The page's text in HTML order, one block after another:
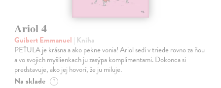
Ariol 4
Guibert Emmanuel | Kniha
PEŤULA je krásna a ako pekne vonia! Ariol sedí v triede rovno za ňou
a vo svojich myšlienkach ju zasýpa komplimentami. Dokonca si
predstavuje, ako jej hovorí, že ju miluje.
Na sklade ?